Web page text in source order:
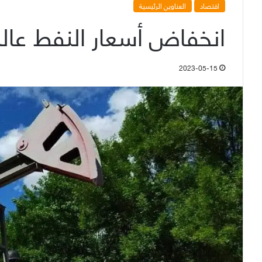
اقتصاد العناوين الرئيسية
انخفاض أسعار النفط
2023-05-15